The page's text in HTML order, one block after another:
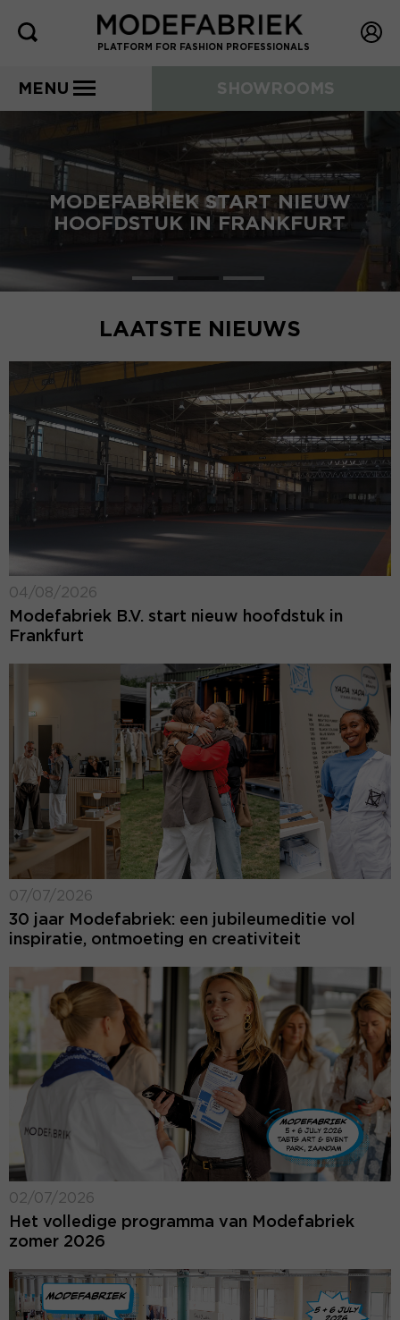
PLATFORM FOR FASHION PROFESSIONALS
MENU SHOWROOMS
MODEFABRIEK START NIEUW
HOOFDSTUK IN FRANKFURT
LAATSTE NIEUWS
04/08/2026
Modefabriek B.V. start nieuw hoofdstuk in
Frankfurt
07/07/2026
30 jaar Modefabriek: een jubileumeditie vol
inspiratie, ontmoeting en creativiteit
02/07/2026
Het volledige programma van Modefabriek
zomer 2026